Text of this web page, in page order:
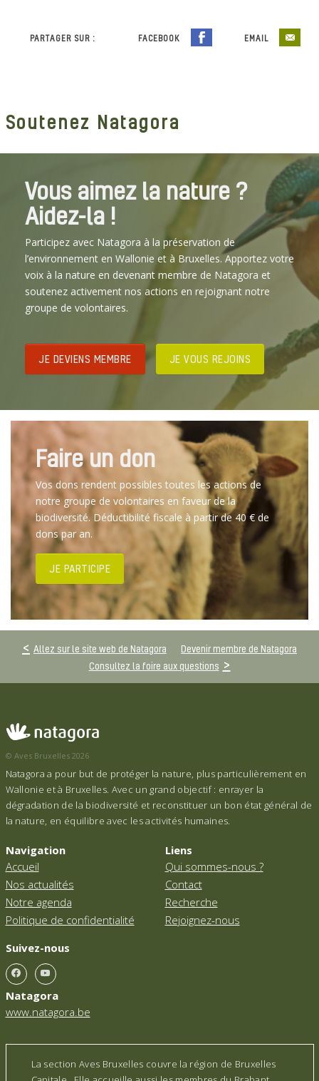
PARTAGER SUR : FACEBOOK EMAIL
Soutenez Natagora
Vous aimez la nature ?
Aidez-la !
Participez avec Natagora à la préservation de
l’environnement en Wallonie et à Bruxelles. Apportez votre
voix à la nature en devenant membre de Natagora et
soutenez activement nos actions en rejoignant notre
groupe de volontaires.
JE DEVIENS MEMBRE JE VOUS REJOINS
Faire un don
Vos dons rendent possibles toutes les actions de
notre groupe de volontaires en faveur de la
biodiversité. Déductibilité fiscale à partir de 40 € de
dons par an.
JE PARTICIPE
Allez sur le site web de Natagora
Devenir membre de Natagora
Consultez la foire aux questions
© Aves Bruxelles 2026
Natagora a pour but de protéger la nature, plus particulièrement en
Wallonie et à Bruxelles. Avec un grand objectif : enrayer la
dégradation de la biodiversité et reconstituer un bon état général de
la nature, en équilibre avec les activités humaines.
Navigation
Accueil
Nos actualités
Notre agenda
Politique de confidentialité
Liens
Qui sommes-nous ?
Contact
Recherche
Rejoignez-nous
Suivez-nous
Natagora
www.natagora.be
La section Aves Bruxelles couvre la région de Bruxelles